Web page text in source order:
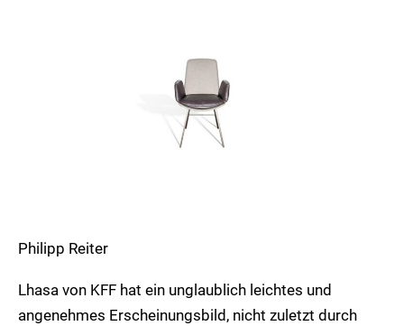
Philipp Reiter
Lhasa von KFF hat ein unglaublich leichtes und
angenehmes Erscheinungsbild, nicht zuletzt durch